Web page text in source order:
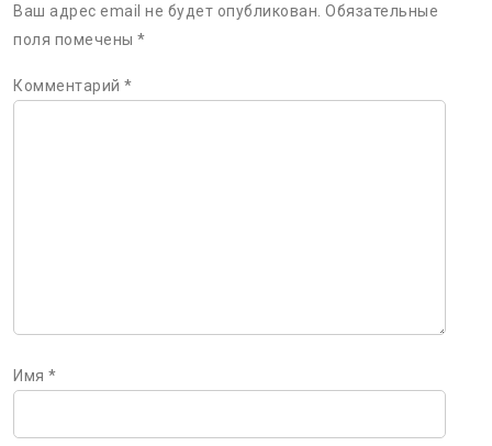
Ваш адрес email не будет опубликован. Обязательные
поля помечены *
Комментарий *
Имя *